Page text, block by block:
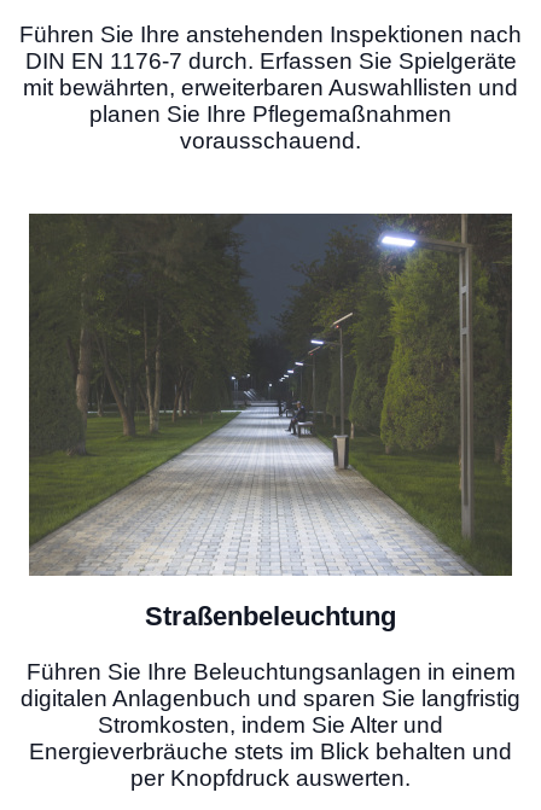
Führen Sie Ihre anstehenden Inspektionen nach
DIN EN 1176-7 durch. Erfassen Sie Spielgeräte
mit bewährten, erweiterbaren Auswahllisten und
planen Sie Ihre Pflegemaßnahmen
vorausschauend.
Straßenbeleuchtung
Führen Sie Ihre Beleuchtungsanlagen in einem
digitalen Anlagenbuch und sparen Sie langfristig
Stromkosten, indem Sie Alter und
Energieverbräuche stets im Blick behalten und
per Knopfdruck auswerten.